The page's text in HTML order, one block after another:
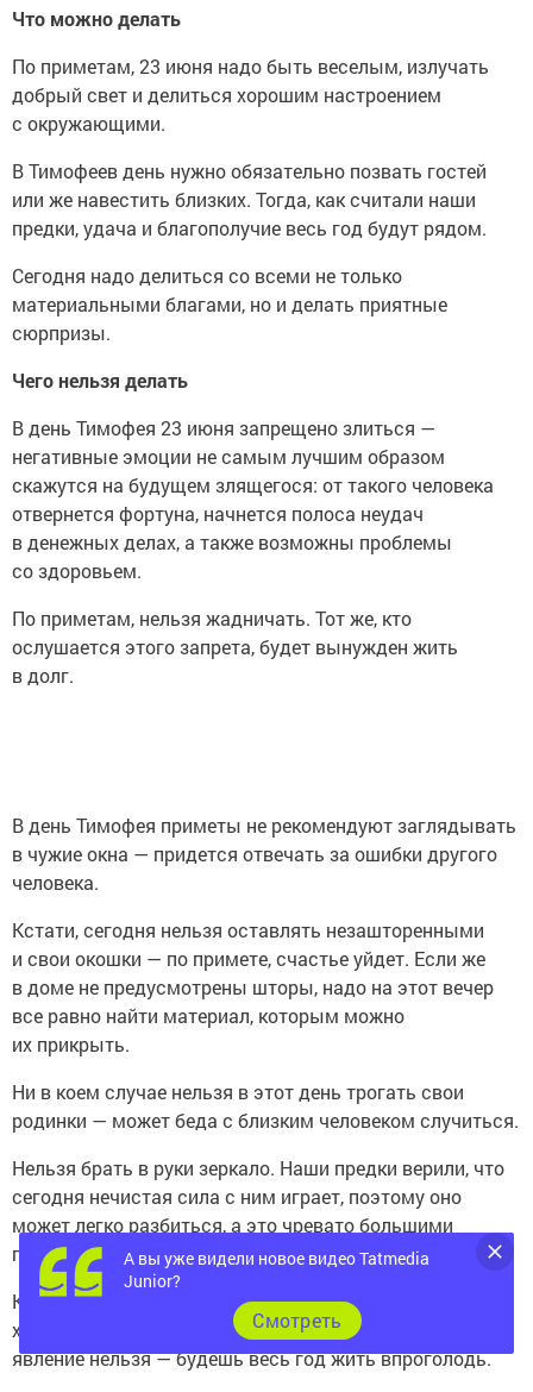
Что можно делать
По приметам, 23 июня надо быть веселым, излучать
добрый свет и делиться хорошим настроением
с окружающими.
В Тимофеев день нужно обязательно позвать гостей
или же навестить близких. Тогда, как считали наши
предки, удача и благополучие весь год будут рядом.
Сегодня надо делиться со всеми не только
материальными благами, но и делать приятные
сюрпризы.
Чего нельзя делать
В день Тимофея 23 июня запрещено злиться —
негативные эмоции не самым лучшим образом
скажутся на будущем злящегося: от такого человека
отвернется фортуна, начнется полоса неудач
в денежных делах, а также возможны проблемы
со здоровьем.
По приметам, нельзя жадничать. Тот же, кто
ослушается этого запрета, будет вынужден жить
в долг.
В день Тимофея приметы не рекомендуют заглядывать
в чужие окна — придется отвечать за ошибки другого
человека.
Кстати, сегодня нельзя оставлять незашторенными
и свои окошки — по примете, счастье уйдет. Если же
в доме не предусмотрены шторы, надо на этот вечер
все равно найти материал, которым можно
их прикрыть.
Ни в коем случае нельзя в этот день трогать свои
родинки — может беда с близким человеком случиться.
Нельзя брать в руки зеркало. Наши предки верили, что
сегодня нечистая сила с ним играет, поэтому оно
может легко разбиться, а это чревато большими
проблемами в личной жизни.
Как известно, появление радуги на небе считается
хорошей приметой, но вот 23 июня смотреть на это
явление нельзя — будешь весь год жить впроголодь.
А вы уже видели новое видео Tatmedia
Junior?
Cмотреть